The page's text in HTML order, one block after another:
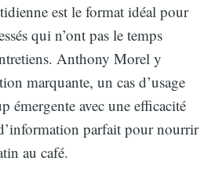
est le format idéal pour
qui n’ont pas le temps
Anthony Morel y
marquante, un cas d’usage
émergente avec une efficacité
parfait pour nourrir
au café.